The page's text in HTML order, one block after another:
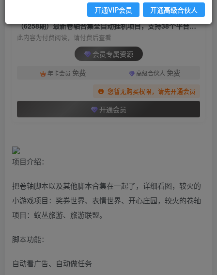
（6258期）最新卷轴合集全自动挂机项目，支持38个平台【详细教程+永久脚本】
此内容为付费阅读，请付费后查看
会员专属资源
年卡会员 免费 高级合伙人 免费
您暂无购买权限，请先开通会员
开通会员
项目介绍：
把卷轴脚本以及其他脚本合集在一起了，详细看图，较火的
小游戏项目：奖券世界、表情世界、开心庄园，较火的卷轴
项目：蚁丛旅游、旅游联盟。
脚本功能：
自动看广告、自动做任务
开通VIP会员 开通高级合伙人